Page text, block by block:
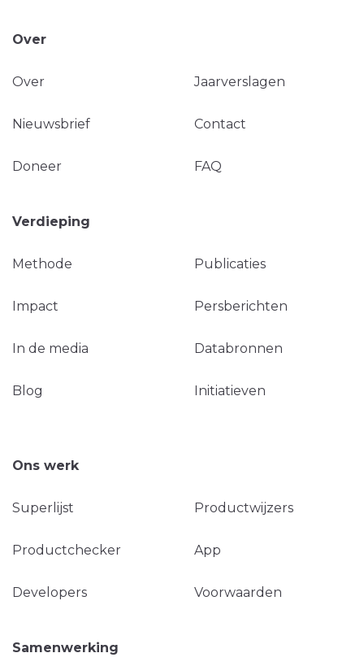
Over
Over Jaarverslagen
Nieuwsbrief Contact
Doneer FAQ
Verdieping
Methode Publicaties
Impact Persberichten
In de media Databronnen
Blog Initiatieven
Ons werk
Superlijst Productwijzers
Productchecker App
Developers Voorwaarden
Samenwerking